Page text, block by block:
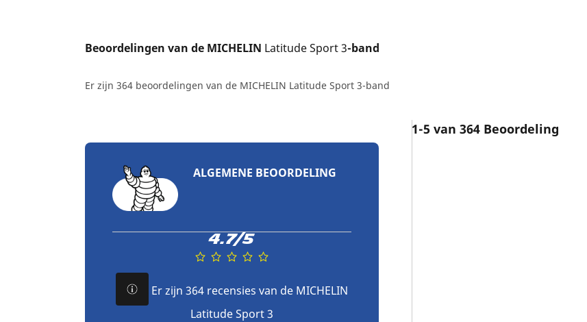
Beoordelingen van de MICHELIN Latitude Sport 3-band
Er zijn 364 beoordelingen van de MICHELIN Latitude Sport 3-band
ALGEMENE BEOORDELING
4.7/5
Er zijn 364 recensies van de MICHELIN
Latitude Sport 3
1-5 van 364 Beoordeling